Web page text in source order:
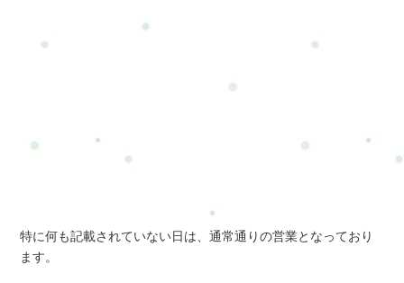
特に何も記載されていない日は、通常通りの営業となっており
ます。